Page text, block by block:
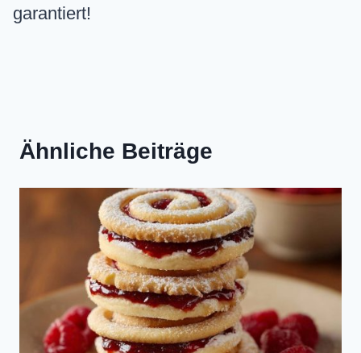
garantiert!
Ähnliche Beiträge